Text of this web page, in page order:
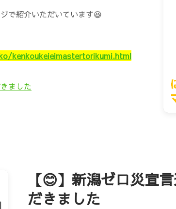
で紹介いただいています😆
kenkoukeieimastertorikumi.html
【😊】新潟ゼロ災宣
だきました